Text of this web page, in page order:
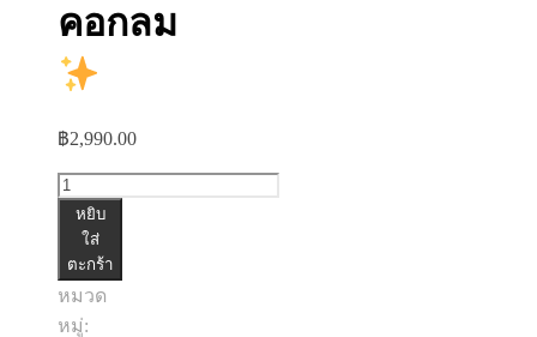
คอกลม
฿2,990.00
จำนวน
รส
คอกลม
หยิบ
ใส่
ตะกร้า
หมวด
หมู่: